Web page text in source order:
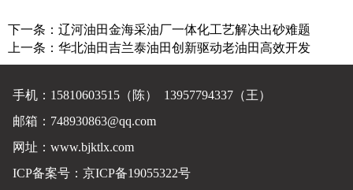
下一条： 辽河油田金海采油厂一体化工艺解决出砂难题
上一条： 华北油田吉兰泰油田创新驱动老油田高效开发
手机：15810603515（陈） 13957794337（王）
邮箱：748930863@qq.com
网址： www.bjktlx.com
ICP备案号： 京ICP备19055322号